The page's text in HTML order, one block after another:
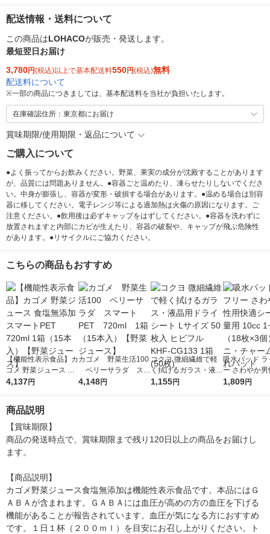
配送情報・送料について
この商品はLOHACOが販売・発送します。
最短翌日お届け
3,780円(税込)以上で基本配送料550円(税込)無料
配送料について
※一部の商品につきましては、基本配送料を当社が負担いたします。
在庫確認住所：東京都にお届け
賞味期限/使用期限・返品について
ご購入について
●よく振ってからお飲みください。野菜、果実の成分が沈殿することがあります
が、品質には問題ありません。●容器ごと温めたり、凍らせたりしないでくださ
い。中身が膨張し、容器が変形・破損する場合があります。●温める場合は別容
器に移してください。電子レンジ等による過加熱は火傷の原因になります。ご
注意ください。●飲用後は必ずキャップをはずしてください。●容器を洗わずに
放置されますと内部にカビが生えたり、容器の破裂や、キャップが飛ぶ危険性
があります。●リサイクルにご協力ください。
こちらの商品もおすすめ
【機能性表示食品】カ
ゴメ 野菜ジュース 食
塩無添加 スマートPE
4,137円
カゴメ 野菜生活100
ベリーサラダ スマ
ートPET 720ml 1
4,148円
コクヨ 微細繊維で軽
く拭けるガラス・液晶
用ドライシート Lサイ
1,155円
吸水パッド ラ
ー さわやか
適シート 微
1,809円
商品説明
【賞味期限】
商品の発送時点で、賞味期限まで残り120日以上の商品をお届けし
ます。
【商品説明】
カゴメ野菜ジュース食塩無添加は機能性表示食品です。本品にはＧ
ＡＢＡが含まれます。ＧＡＢＡには血圧が高めの方の血圧を下げる
機能があることが報告されています。血圧が気になる方におすすめ
です。１日１杯（２００ｍｌ）を目安にお召し上がりください。ト